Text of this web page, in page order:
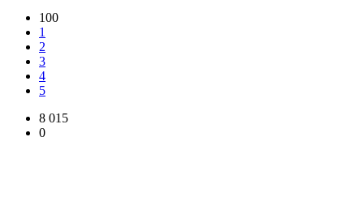
100
1
2
3
4
5
8 015
0